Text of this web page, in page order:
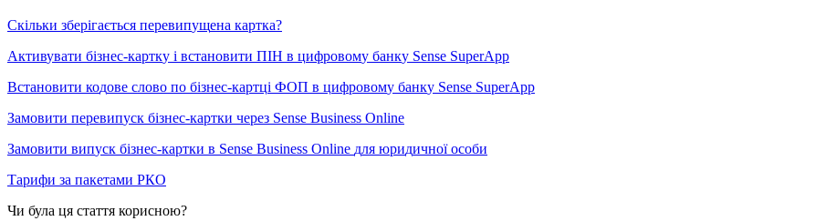
Скільки зберігається перевипущена картка?
Активувати бізнес-картку і встановити ПІН в цифровому банку Sense SuperApp
Встановити кодове слово по бізнес-картці ФОП в цифровому банку Sense SuperApp
Замовити перевипуск бізнес-картки через Sense Business Online
Замовити випуск бізнес-картки в Sense Business Online для юридичної особи
Тарифи за пакетами РКО
Чи була ця стаття корисною?